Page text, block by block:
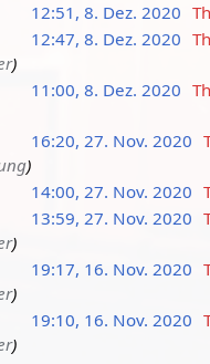
12:51, 8. Dez. 2020
12:47, 8. Dez. 2020
11:00, 8. Dez. 2020
16:20, 27. Nov. 2020
14:00, 27. Nov. 2020
13:59, 27. Nov. 2020
19:17, 16. Nov. 2020
19:10, 16. Nov. 2020